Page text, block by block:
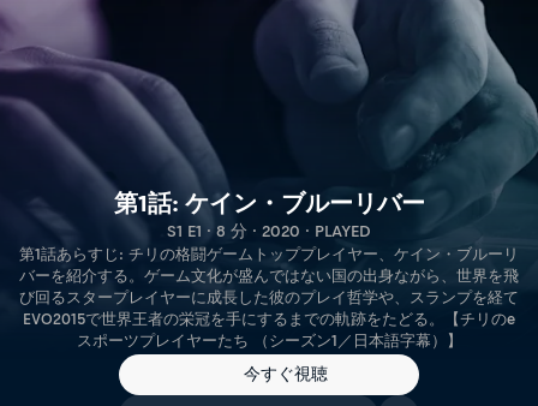
第1話: ケイン・ブルーリバー
S1 E1 · 8 分 · 2020 · PLAYED
第1話あらすじ: チリの格闘ゲームトッププレイヤー、ケイン・ブルーリ
バーを紹介する。ゲーム文化が盛んではない国の出身ながら、世界を飛
び回るスタープレイヤーに成長した彼のプレイ哲学や、スランプを経て
EVO2015で世界王者の栄冠を手にするまでの軌跡をたどる。【チリのe
スポーツプレイヤーたち （シーズン1／日本語字幕）】
今すぐ視聴